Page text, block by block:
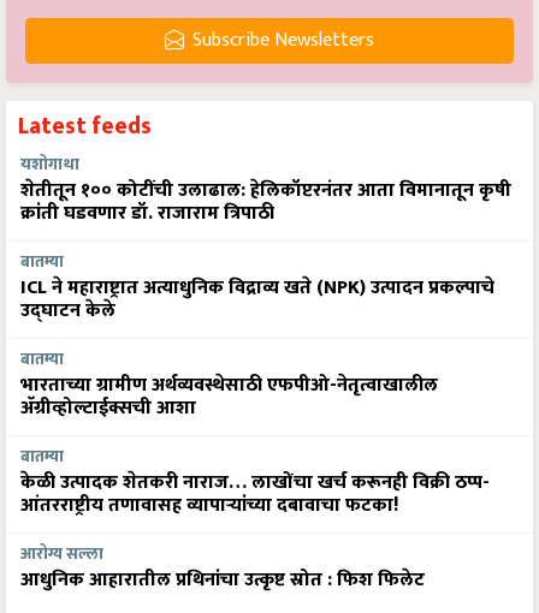
Subscribe Newsletters
Latest feeds
यशोगाथा
शेतीतून १०० कोटींची उलाढाल: हेलिकॉप्टरनंतर आता विमानातून कृषी
क्रांती घडवणार डॉ. राजाराम त्रिपाठी
बातम्या
ICL ने महाराष्ट्रात अत्याधुनिक विद्राव्य खते (NPK) उत्पादन प्रकल्पाचे
उद्घाटन केले
बातम्या
भारताच्या ग्रामीण अर्थव्यवस्थेसाठी एफपीओ-नेतृत्वाखालील
अ‍ॅग्रीव्होल्टाईक्सची आशा
बातम्या
केळी उत्पादक शेतकरी नाराज… लाखोंचा खर्च करूनही विक्री ठप्प-
आंतरराष्ट्रीय तणावासह व्यापाऱ्यांच्या दबावाचा फटका!
आरोग्य सल्ला
आधुनिक आहारातील प्रथिनांचा उत्कृष्ट स्रोत : फिश फिलेट